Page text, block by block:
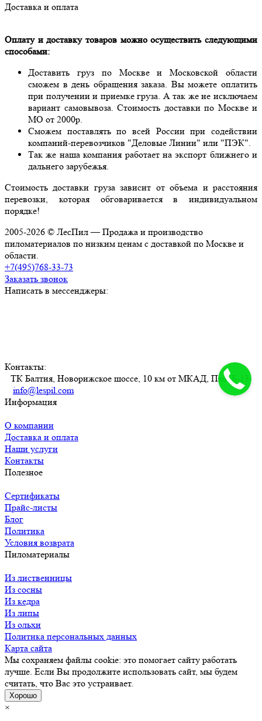
Доставка и оплата
Оплату и доставку товаров можно осуществить следующими
способами:
Доставить груз по Москве и Московской области
сможем в день обращения заказа. Вы можете оплатить
при получении и приемке груза. А так же не исключаем
вариант самовывоза. Стоимость доставки по Москве и
МО от 2000р.
Сможем поставлять по всей России при содействии
компаний-перевозчиков "Деловые Линии" или "ПЭК".
Так же наша компания работает на экспорт ближнего и
дальнего зарубежья.
Стоимость доставки груза зависит от объема и расстояния
перевозки, которая обговаривается в индивидуальном
порядке!
2005-2026 © ЛесПил — Продажа и производство
пиломатериалов по низким ценам с доставкой по Москве и
области.
+7(495)768-33-73
Заказать звонок
Написать в мессенджеры:
Контакты:
ТК Балтия, Новорижское шоссе, 10 км от МКАД, Пав. Б-13
info@lespil.com
Информация
О компании
Доставка и оплата
Наши услуги
Контакты
Полезное
Сертификаты
Прайс-листы
Блог
Политика
Условия возврата
Пиломатериалы
Из лиственницы
Из сосны
Из кедра
Из липы
Из ольхи
Политика персональных данных
Карта сайта
Мы сохраняем файлы cookie: это помогает сайту работать
лучше. Если Вы продолжите использовать сайт, мы будем
считать, что Вас это устраивает.
Хорошо
×